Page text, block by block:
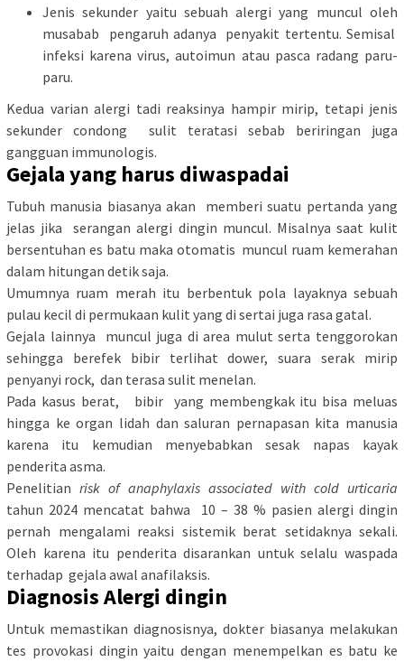
Jenis sekunder yaitu sebuah alergi yang muncul oleh
musabab pengaruh adanya penyakit tertentu. Semisal
infeksi karena virus, autoimun atau pasca radang paru-
paru.
Kedua varian alergi tadi reaksinya hampir mirip, tetapi jenis
sekunder condong sulit teratasi sebab beriringan juga
gangguan immunologis.
Gejala yang harus diwaspadai
Tubuh manusia biasanya akan memberi suatu pertanda yang
jelas jika serangan alergi dingin muncul. Misalnya saat kulit
bersentuhan es batu maka otomatis muncul ruam kemerahan
dalam hitungan detik saja.
Umumnya ruam merah itu berbentuk pola layaknya sebuah
pulau kecil di permukaan kulit yang di sertai juga rasa gatal.
Gejala lainnya muncul juga di area mulut serta tenggorokan
sehingga berefek bibir terlihat dower, suara serak mirip
penyanyi rock, dan terasa sulit menelan.
Pada kasus berat, bibir yang membengkak itu bisa meluas
hingga ke organ lidah dan saluran pernapasan kita manusia
karena itu kemudian menyebabkan sesak napas kayak
penderita asma.
Penelitian risk of anaphylaxis associated with cold urticaria
tahun 2024 mencatat bahwa 10 – 38 % pasien alergi dingin
pernah mengalami reaksi sistemik berat setidaknya sekali.
Oleh karena itu penderita disarankan untuk selalu waspada
terhadap gejala awal anafilaksis.
Diagnosis Alergi dingin
Untuk memastikan diagnosisnya, dokter biasanya melakukan
tes provokasi dingin yaitu dengan menempelkan es batu ke